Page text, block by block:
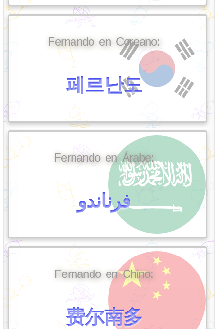
Fernando en Coreano:
페르난도
Fernando en Árabe:
فرناندو
Fernando en Chino:
费尔南多